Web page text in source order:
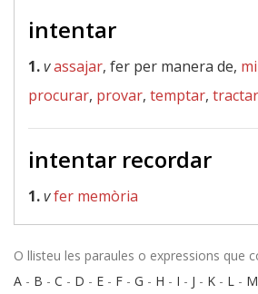
intentar
1.vassajar, fer per manera de,
procurar, provar, temptar, tractar
intentar recordar
1.vfer memòria
O llisteu les paraules o expressions que
A - B - C - D - E - F - G - H - I - J - K - L - M